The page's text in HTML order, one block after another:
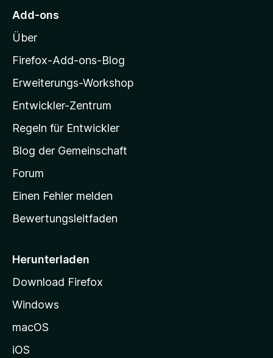
M
z
i
l
a
-
t
a
r
s
i
e
g
e
Add-ons
Über
Firefox-Add-ons-Blog
Erweiterungs-Workshop
Entwickler-Zentrum
Regeln für Entwickler
Blog der Gemeinschaft
Forum
Einen Fehler melden
Bewertungsleitfaden
Herunterladen
Download Firefox
Windows
macOS
iOS